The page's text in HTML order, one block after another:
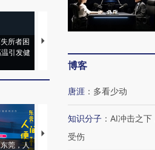
所者困
引发健
视线｜HYROX的吸金
术：是什么让中产们甘
心“花钱找虐”？
粒摇
莞，人
【推广】走进第四届链博
博客
唐涯 ： 多看少动
知识分子 ： AI冲击之下
受伤